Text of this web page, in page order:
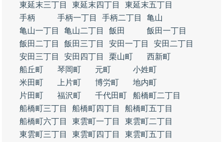
東延末三丁目
東延末四丁目
東延末五丁目
手柄
手柄一丁目 手柄二丁目
亀山
亀山一丁目
亀山二丁目 飯田
飯田一丁目
飯田二丁目
飯田三丁目 安田一丁目
安田二丁目
安田三丁目
安田四丁目 栗山町
西新町
船丘町
琴岡町 元町
小姓町
米田町
上片町 博労町
地内町
片田町
福沢町 千代田町
船橋町二丁目
船橋町三丁目
船橋町四丁目
船橋町五丁目
船橋町六丁目
東雲町一丁目
東雲町二丁目
東雲町三丁目
東雲町四丁目
東雲町五丁目